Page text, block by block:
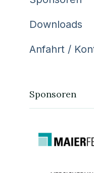
Downloads
Anfahrt /
Sponsoren